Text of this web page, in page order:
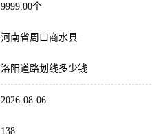
9999.00个
河南省周口商水县
洛阳道路划线多少钱
2026-08-06
138